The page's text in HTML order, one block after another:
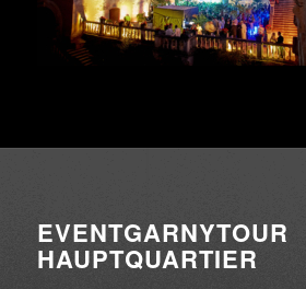
EVENTGARNYTOUR
HAUPTQUARTIER